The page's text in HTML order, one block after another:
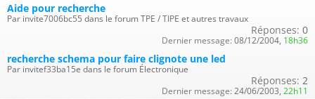
Aide pour recherche
Par invite7006bc55 dans le forum TPE / TIPE et autres travaux
Réponses: 0
Dernier message: 08/12/2004, 18h36
recherche schema pour faire clignote une led
Par invitef33ba15e dans le forum Électronique
Réponses: 2
Dernier message: 24/06/2003, 22h11